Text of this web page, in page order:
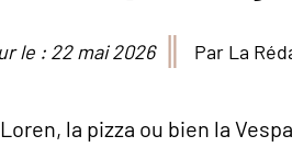
le : 22 mai 2026 Par La
la pizza ou bien la